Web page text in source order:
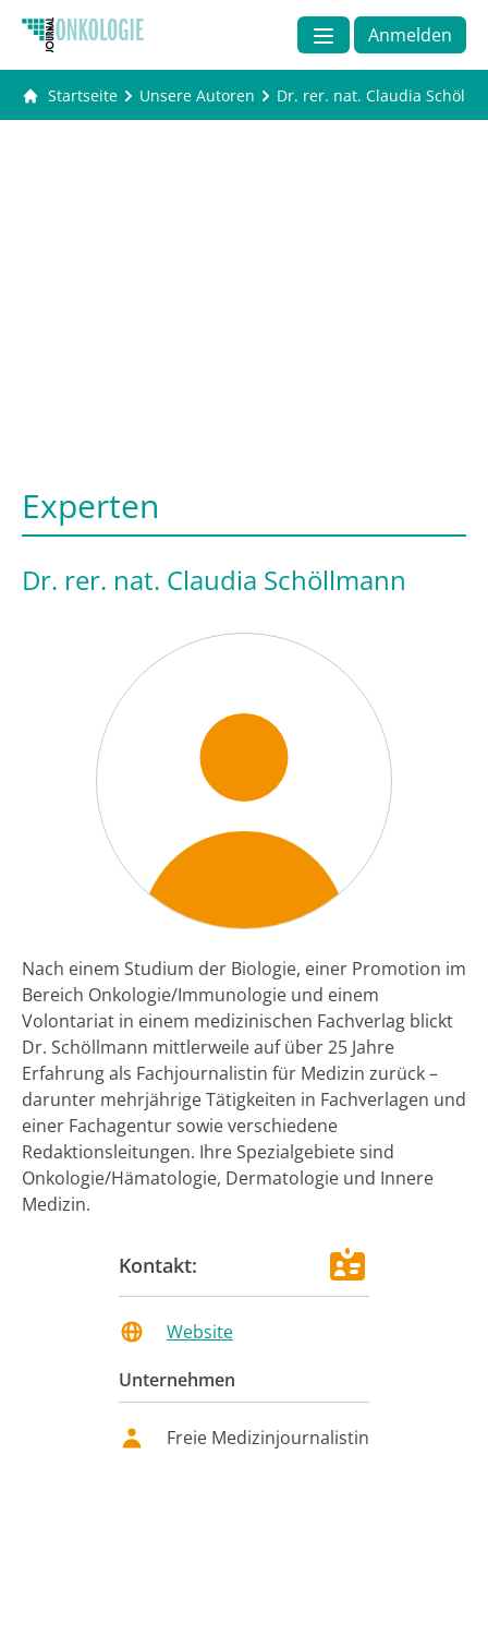
Anmelden
Startseite Unsere Autoren Dr. rer. nat. Claudia
Experten
Dr. rer. nat. Claudia Schöllmann
Nach einem Studium der Biologie, einer Promotion im
Bereich Onkologie/Immunologie und einem
Volontariat in einem medizinischen Fachverlag blickt
Dr. Schöllmann mittlerweile auf über 25 Jahre
Erfahrung als Fachjournalistin für Medizin zurück –
darunter mehrjährige Tätigkeiten in Fachverlagen und
einer Fachagentur sowie verschiedene
Redaktionsleitungen. Ihre Spezialgebiete sind
Onkologie/Hämatologie, Dermatologie und Innere
Medizin.
Kontakt:
Website
Unternehmen
Freie Medizinjournalistin